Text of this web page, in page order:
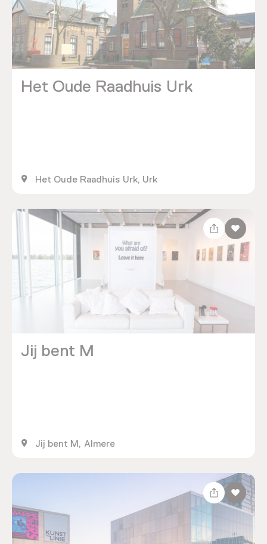
Het Oude Raadhuis Urk
Het Oude Raadhuis Urk, Urk
Jij bent M
Jij bent M, Almere